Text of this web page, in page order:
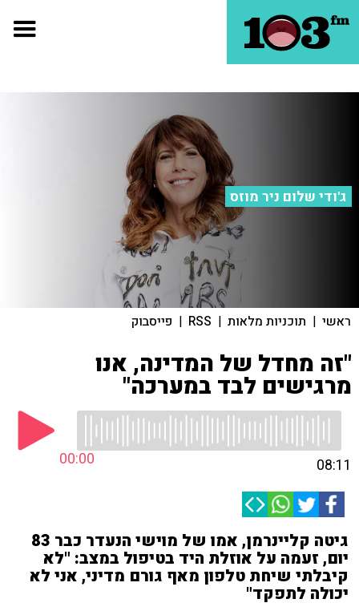
ג'ודי שלום ניר מוזס
ראשי | תוכניות מלאות |
RSS
| פייסבוק
"זה מחדל של המדינה, אנו
מרגישים לבד במערכה"
00:00 08:11
גיטה קליינרמן, אמו של מוישי הנעדר כבר 83
יום, זעמה על אוזלת היד בטיפול במצב: "לא
קיבלתי שיחת טלפון מאף גורם מדיני, אני לא
יכולה לתפקד"